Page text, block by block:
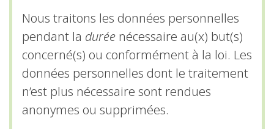
Nous traitons les données personnelles
pendant la durée nécessaire au(x) but(s)
concerné(s) ou conformément à la loi. Les
données personnelles dont le traitement
n’est plus nécessaire sont rendues
anonymes ou supprimées.